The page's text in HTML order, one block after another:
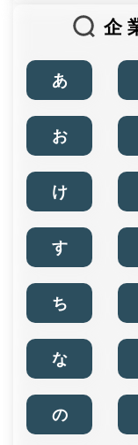
企
あ
お
け
す
ち
な
の